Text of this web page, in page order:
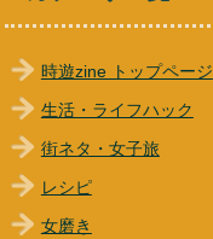
時遊zine トップページ
生活・ライフハック
街ネタ・女子旅
レシピ
女磨き